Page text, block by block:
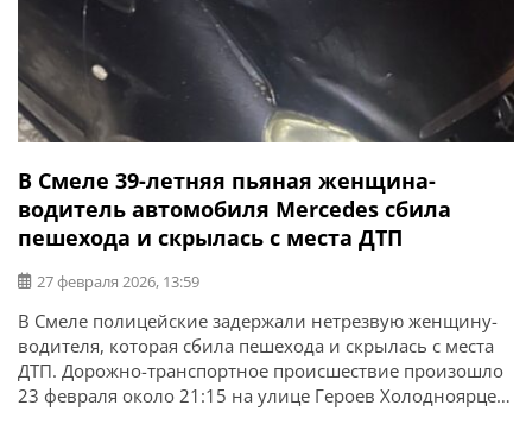
В Смеле 39-летняя пьяная женщина-
водитель автомобиля Mercedes сбила
пешехода и скрылась с места ДТП
27 февраля 2026, 13:59
В Смеле полицейские задержали нетрезвую женщину-
водителя, которая сбила пешехода и скрылась с места
ДТП. Дорожно-транспортное происшествие произошло
23 февраля около 21:15 на улице Героев Холодноярцев